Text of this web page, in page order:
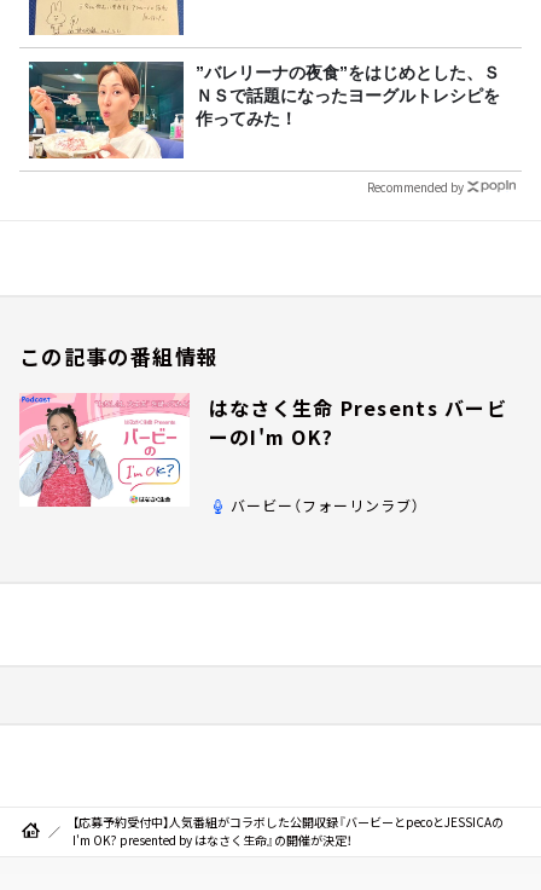
”バレリーナの夜食”をはじめとした、Ｓ
ＮＳで話題になったヨーグルトレシピを
作ってみた！
Recommended by
この記事の番組情報
はなさく生命 Presents バービ
ーのI'm OK?
バービー（フォーリンラブ）
【応募予約受付中】人気番組がコラボした公開収録『バービーとpecoとJESSICAの
I'm OK? presented by はなさく生命』の開催が決定！